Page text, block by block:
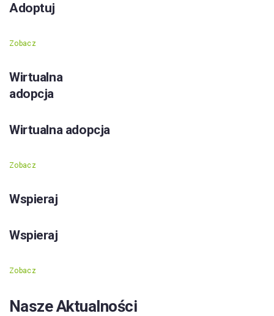
Adoptuj
Zobacz
Wirtualna
adopcja
Wirtualna adopcja
Zobacz
Wspieraj
Wspieraj
Zobacz
Nasze Aktualności